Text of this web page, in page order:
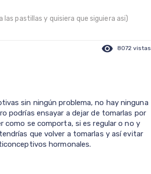
pastillas y quisiera que siguiera asi)
visibility 8072 vistas
sin ningún problema, no hay ninguna
podrías ensayar a dejar de tomarlas por
como se comporta, si es regular o no y
que volver a tomarlas y así evitar
hormonales.